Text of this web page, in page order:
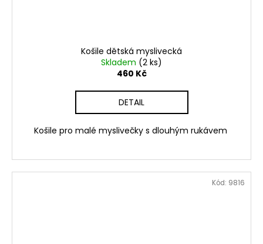
Košile dětská myslivecká
Skladem (2 ks)
460 Kč
DETAIL
Košile pro malé myslivečky s dlouhým rukávem
Kód: 9816